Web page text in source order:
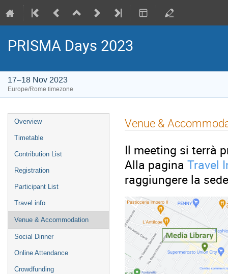
PRISMA Days 2023
17–18 Nov 2023
Europe/Rome timezone
Event
menu
Overview
Timetable
Contribution List
Registration
Participant List
Travel info
Venue & Accommodation
Social Dinner
Online Attendance
Crowdfunding
Venue &
Il meeting si terrà
Alla pagina Travel
raggiungere la